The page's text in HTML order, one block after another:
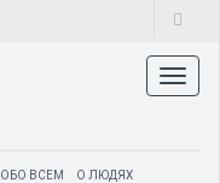
ОБО ВСЕМ
О ЛЮДЯХ